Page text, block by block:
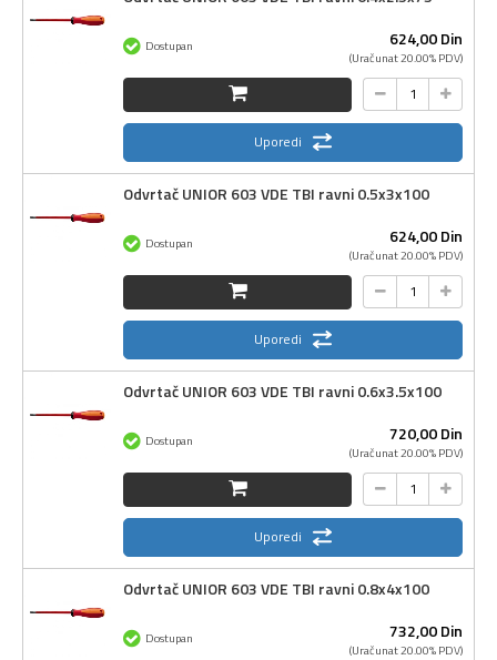
624,00Din
(Uračunat 20.00% PDV)
Dostupan
Uporedi
Odvrtač UNIOR 603 VDE TBI ravni 0.5x3x100
624,00Din
(Uračunat 20.00% PDV)
Dostupan
Uporedi
Odvrtač UNIOR 603 VDE TBI ravni 0.6x3.5x100
720,00Din
(Uračunat 20.00% PDV)
Dostupan
Uporedi
Odvrtač UNIOR 603 VDE TBI ravni 0.8x4x100
732,00Din
(Uračunat 20.00% PDV)
Dostupan